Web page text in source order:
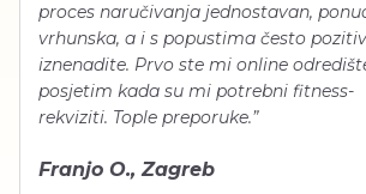
proces naručivanja jednostavan,
vrhunska, a i s popustima često
iznenadite. Prvo ste mi online
posjetim kada su mi potrebni fitness-
rekviziti. Tople preporuke.”
Franjo O., Zagreb